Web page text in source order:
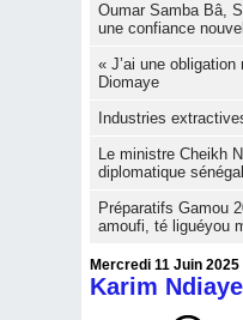
Oumar Samba Bâ,
une confiance
« J’ai une
Diomaye
Industries
Le ministre Cheikh
diplomatique
Préparatifs Gamou
amoufi, té liguéyou
Mercredi 11 Juin 2025
Karim Ndiaye